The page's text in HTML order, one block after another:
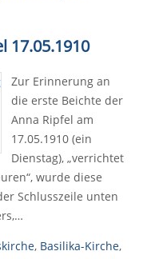
17.05.1910
Zur Erinnerung an
die erste Beichte der
Anna Ripfel am
17.05.1910 (ein
Dienstag), „verrichtet
wurde diese
Schlusszeile unten
, Basilika-Kirche,